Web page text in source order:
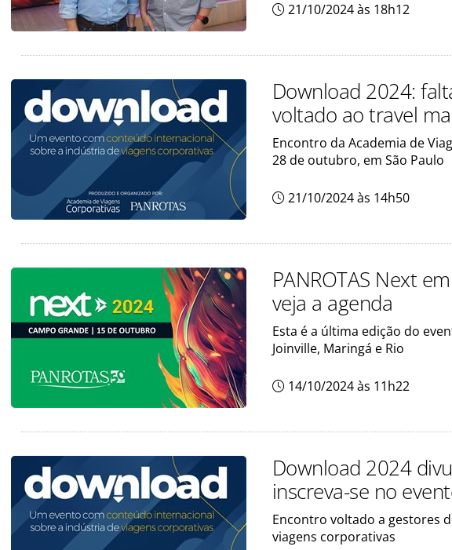
21/10/2024 às 18h12
Download 2024:
voltado ao travel
Encontro da Academia de
28 de outubro, em São Paulo
21/10/2024 às 14h50
PANROTAS Next
veja a agenda
Esta é a última edição do
Joinville, Maringá e Rio
14/10/2024 às 11h22
Download 2024
inscreva-se no
Encontro voltado a gestores
viagens corporativas